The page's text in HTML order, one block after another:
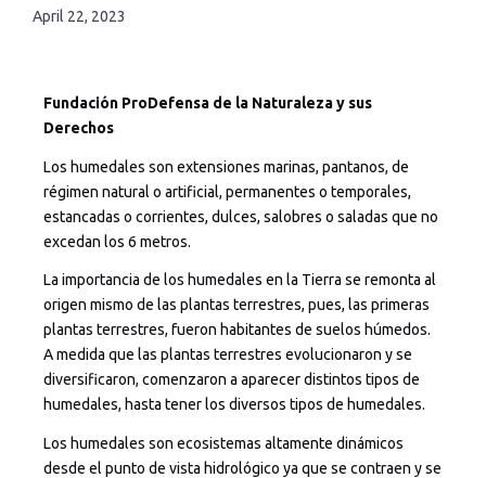
April 22, 2023
Fundación ProDefensa de la Naturaleza y sus
Derechos
Los humedales son extensiones marinas, pantanos, de
régimen natural o artificial, permanentes o temporales,
estancadas o corrientes, dulces, salobres o saladas que no
excedan los 6 metros.
La importancia de los humedales en la Tierra se remonta al
origen mismo de las plantas terrestres, pues, las primeras
plantas terrestres, fueron habitantes de suelos húmedos.
A medida que las plantas terrestres evolucionaron y se
diversificaron, comenzaron a aparecer distintos tipos de
humedales, hasta tener los diversos tipos de humedales.
Los humedales son ecosistemas altamente dinámicos
desde el punto de vista hidrológico ya que se contraen y se